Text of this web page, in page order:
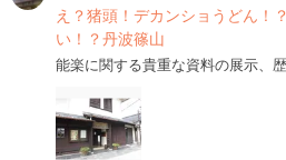
え？猪頭！デカンショうどん！
い！？丹波篠山
能楽に関する貴重な資料の展示、